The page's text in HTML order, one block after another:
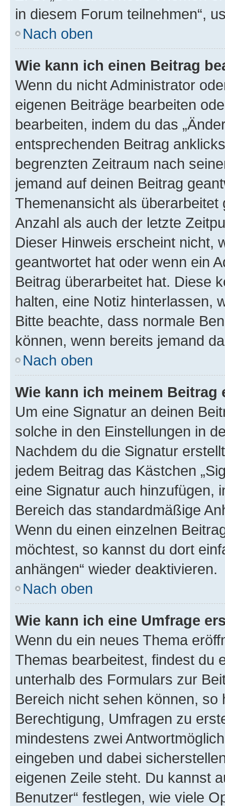
in diesem Forum teilnehmen“,
Nach oben
Wie kann ich einen Beitrag
Wenn du nicht Administrator
eigenen Beiträge bearbeiten
bearbeiten, indem du das
entsprechenden Beitrag
begrenzten Zeitraum nach
jemand auf deinen Beitrag
Themenansicht als
Anzahl als auch der letzte
Dieser Hinweis erscheint nicht,
geantwortet hat oder wenn ein
Beitrag überarbeitet hat. Diese
halten, eine Notiz hinterlassen,
Bitte beachte, dass normale
können, wenn bereits jemand
Nach oben
Wie kann ich meinem
Um eine Signatur an deinen
solche in den Einstellungen in
Nachdem du die Signatur
jedem Beitrag das Kästchen
eine Signatur auch hinzufügen,
Bereich das standardmäßige
Wenn du einen einzelnen
möchtest, so kannst du dort
anhängen“ wieder deaktivieren.
Nach oben
Wie kann ich eine Umfrage
Wenn du ein neues Thema
Themas bearbeitest, findest du
unterhalb des Formulars zur
Bereich nicht sehen können,
Berechtigung, Umfragen zu
mindestens zwei
eingeben und dabei
eigenen Zeile steht. Du kannst
Benutzer“ festlegen, wie viele